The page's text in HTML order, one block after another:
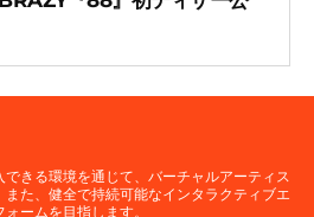
きる環境を通じて、バーチャルアーティス
また、健全で持続可能なインタラクティブエ
ームを目指します。